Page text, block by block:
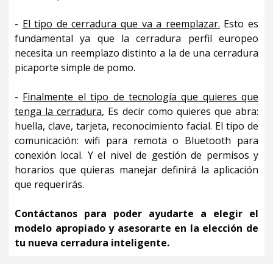
- El tipo de cerradura que va a reemplazar. Esto es
fundamental ya que la cerradura perfil europeo
necesita un reemplazo distinto a la de una cerradura
picaporte simple de pomo.
- Finalmente el tipo de tecnología que quieres que
tenga la cerradura, Es decir como quieres que abra:
huella, clave, tarjeta, reconocimiento facial. El tipo de
comunicación: wifi para remota o Bluetooth para
conexión local. Y el nivel de gestión de permisos y
horarios que quieras manejar definirá la aplicación
que requerirás.
Contáctanos para poder ayudarte a elegir el
modelo apropiado y asesorarte en la elección de
tu nueva cerradura inteligente.